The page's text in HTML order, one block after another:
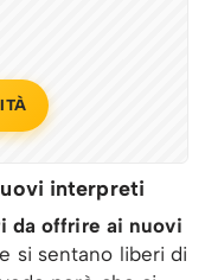
interpreti
da offrire ai nuovi
si sentano liberi di